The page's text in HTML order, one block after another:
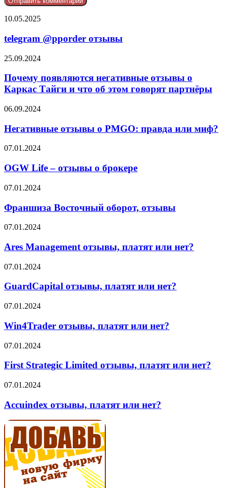
telegram
отзывы
10.05.2025
telegram @pporder отзывы
Почему
негативные
отзывы
о
Тайги
что
этом
партнёры
25.09.2024
Почему появляются негативные отзывы о
Каркас Тайги и что об этом говорят партнёры
Негативные
о
PMGO:
правда
миф?
06.09.2024
Негативные отзывы о PMGO: правда или миф?
OGW
–
отзывы
о
брокере
07.01.2024
OGW Life – отзывы о брокере
Франшиза
оборот,
отзывы
07.01.2024
Франшиза Восточный оборот, отзывы
Ares
отзывы,
платят
или
нет?
07.01.2024
Ares Management отзывы, платят или нет?
GuardCapital
платят
нет?
07.01.2024
GuardCapital отзывы, платят или нет?
Win4Trader
платят
или
нет?
07.01.2024
Win4Trader отзывы, платят или нет?
First
Limited
платят
нет?
07.01.2024
First Strategic Limited отзывы, платят или нет?
Accuindex
платят
или
нет?
07.01.2024
Accuindex отзывы, платят или нет?